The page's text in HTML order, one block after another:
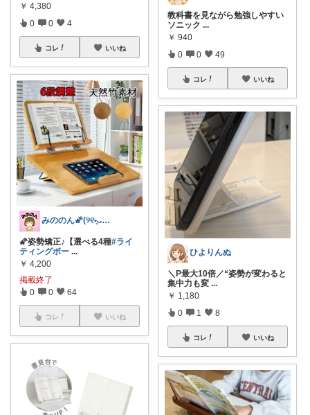
￥ 4,380
0 0 4
コレ いいね
みののん🌠(୨୧•͈ᴗ•͈)感謝♡
🌠姿勢矯正♪【選べる4種#ライ
ティングボー ...
￥ 4,200
掲載終了
0 0 64
コレ いいね
教科書を見ながら勉強しやすい
ソニック ...
￥ 940
0 0 49
コレ いいね
ひよりんぬ
＼P最大10倍／“姿勢が変わると
集中力も変 ...
￥ 1,180
0 1 8
コレ いいね